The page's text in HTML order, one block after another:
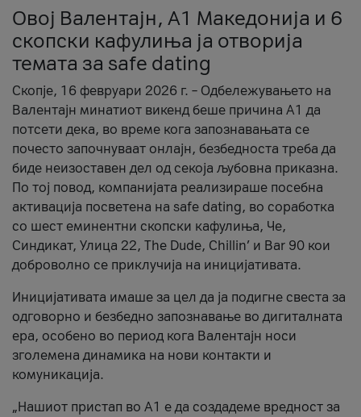
Овој Валентајн, A1 Македонија и 6
скопски кафулиња ја отворија
темата за safe dating
Скопје, 16 февруари 2026 г. – Одбележувањето на
Валентајн минатиот викенд беше причина А1 да
потсети дека, во време кога запознавањата се
почесто започнуваат онлајн, безбедноста треба да
биде неизоставен дел од секоја љубовна приказна.
По тој повод, компанијата реализираше посебна
активација посветена на safe dating, во соработка
со шест еминентни скопски кафулиња, Че,
Синдикат, Улица 22, The Dude, Chillin’ и Bar 90 кои
доброволно се приклучија на иницијативата.
Иницијативата имаше за цел да ја подигне свеста за
одговорно и безбедно запознавање во дигиталната
ера, особено во период кога Валентајн носи
зголемена динамика на нови контакти и
комуникација.
„Нашиот пристап во А1 е да создадеме вредност за